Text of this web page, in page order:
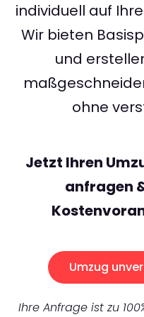
individuell auf
Wir bieten
und
ohne
Jetzt Ihren
anfragen
Umzug
Ihre Anfrage ist zu